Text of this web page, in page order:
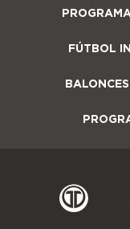
FÚTBOL